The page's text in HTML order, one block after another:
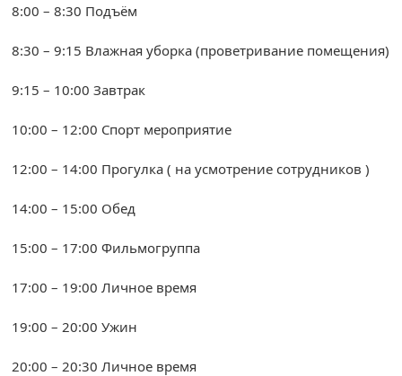
8:00 – 8:30 Подъём
8:30 – 9:15 Влажная уборка (проветривание помещения)
9:15 – 10:00 Завтрак
10:00 – 12:00 Спорт мероприятие
12:00 – 14:00 Прогулка ( на усмотрение сотрудников )
14:00 – 15:00 Обед
15:00 – 17:00 Фильмогруппа
17:00 – 19:00 Личное время
19:00 – 20:00 Ужин
20:00 – 20:30 Личное время